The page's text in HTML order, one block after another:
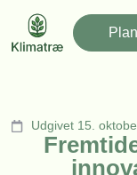
Udgivet 15.